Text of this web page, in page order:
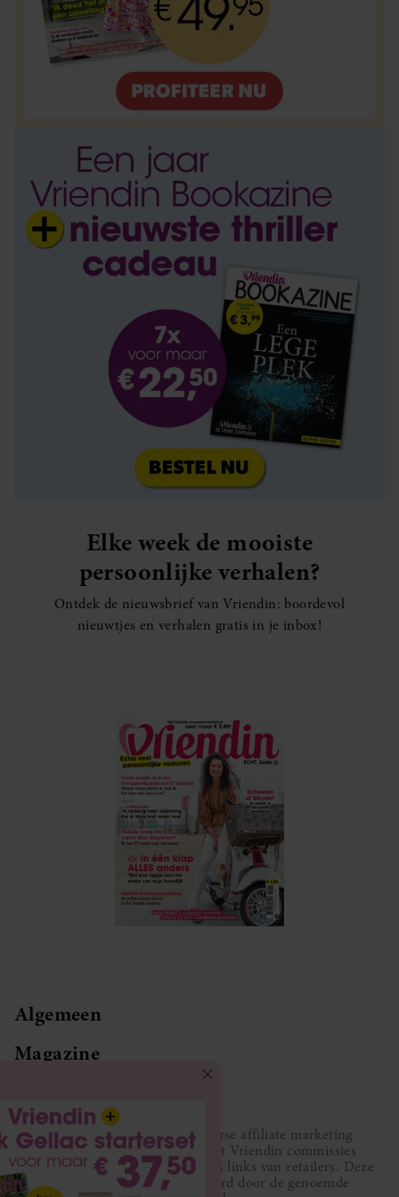
Elke week de mooiste
persoonlijke verhalen?
Ontdek de nieuwsbrief van Vriendin: boordevol
nieuwtjes en verhalen gratis in je inbox!
Algemeen
Magazine
Vriendin participeert in diverse affiliate marketing
programma’s, dat houdt in dat Vriendin commissies
ontvangt voor aankopen middels links van retailers. Deze
website wordt niet gesponsord door de genoemde